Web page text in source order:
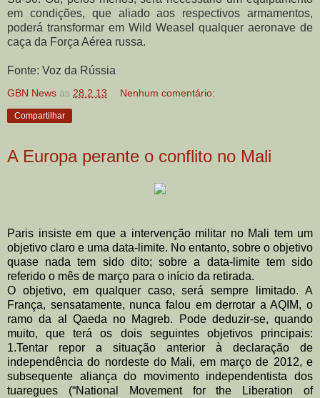
em condições, que aliado aos respectivos armamentos,
poderá transformar em Wild Weasel qualquer aeronave de
caça da Força Aérea russa.
Fonte: Voz da Rússia
GBN News às 28.2.13 Nenhum comentário:
Compartilhar
A Europa perante o conflito no Mali
Paris insiste em que a intervenção militar no Mali tem um
objetivo claro e uma data-limite. No entanto, sobre o objetivo
quase nada tem sido dito;sobre a data-limite tem sido
referido o mês de março para o início da retirada.
O objetivo, em qualquer caso, serásempre limitado. A
França, sensatamente, nunca falou em derrotar a AQIM, o
ramo da al Qaeda no Magreb.
Pode deduzir-se, quando
muito, que terá os dois seguintes objetivos principais:
1.Tentar repor a situação anterior à declaração de
independência do nordeste do Mali, em março de 2012, e
subsequente aliança do movimento independentista dos
tuaregues (“National Movement for the Liberation of